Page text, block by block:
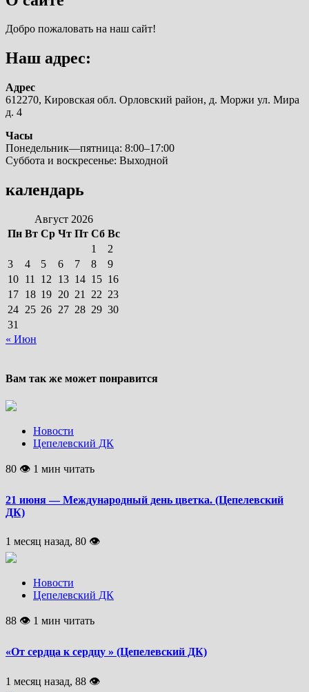
Добро пожаловать на наш сайт!
Наш адрес:
Адрес
612270, Кировская обл. Орловский район, д. Моржи ул. Мира
д. 4
Часы
Понедельник—пятница: 8:00–17:00
Суббота и воскресенье: Выходной
календарь
Август 2026
Пн Вт Ср Чт Пт Сб Вс
1
2
3
4 5 6 7 8
9
10 11 12 13 14 15 16
17 18 19 20 21 22 23
24 25 26 27 28 29 30
31
« Июн
Вам так же может понравится
Новости
Цепелевский ДК
80 👁 1 мин читать
21 июня — Международный день цветка. (Цепелевский
ДК)
1 месяц назад, 80 👁
Новости
Цепелевский ДК
88 👁 1 мин читать
«От сердца к сердцу » (Цепелевский ДК)
1 месяц назад, 88 👁